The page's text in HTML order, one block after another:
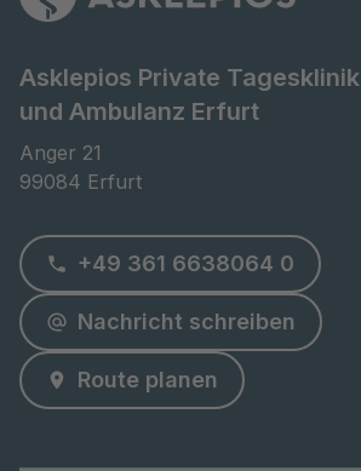
Asklepios Private Tagesklinik
und Ambulanz Erfurt
Anger 21
99084 Erfurt
+49 361 6638064 0
Nachricht schreiben
Route planen